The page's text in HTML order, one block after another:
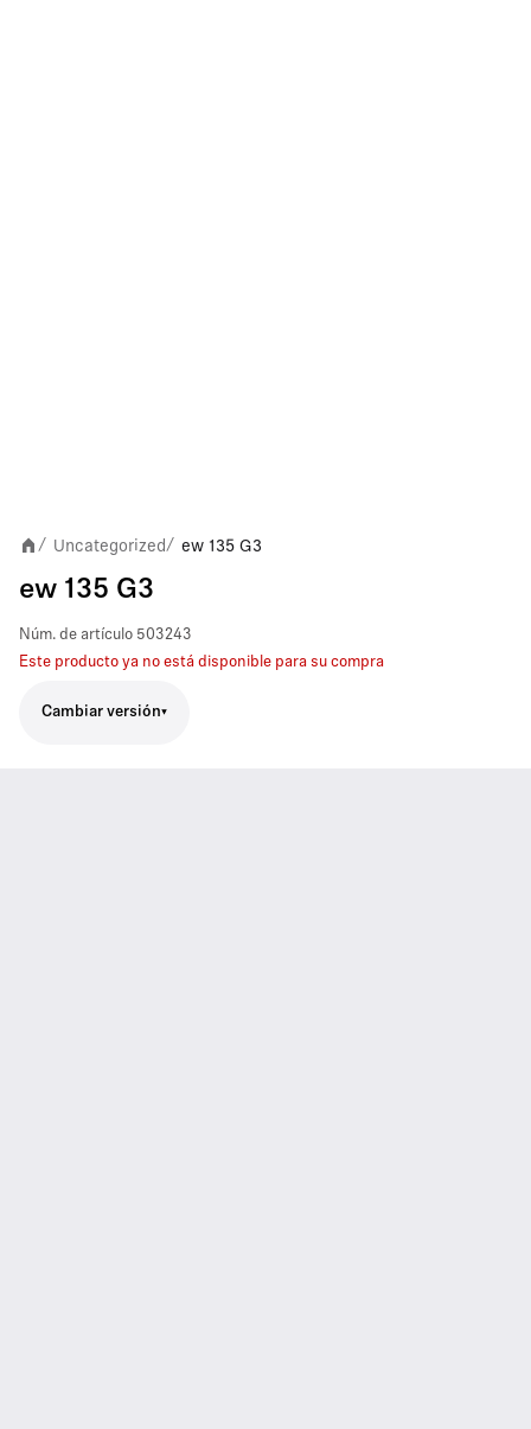
/ Uncategorized/ ew 135 G3
ew 135 G3
Núm. de artículo 503243
Este producto ya no está disponible para su compra
Cambiar versión